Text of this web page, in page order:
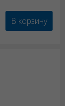
В корзину